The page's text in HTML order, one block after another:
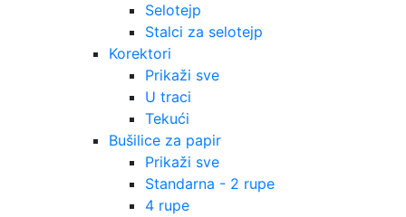
Selotejp
Stalci za selotejp
Korektori
Prikaži sve
U traci
Tekući
Bušilice za papir
Prikaži sve
Standarna - 2 rupe
4 rupe